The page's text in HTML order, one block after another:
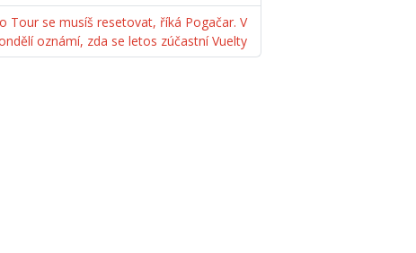
Tour se musíš resetovat, říká Pogačar. V
oznámí, zda se letos zúčastní Vuelty